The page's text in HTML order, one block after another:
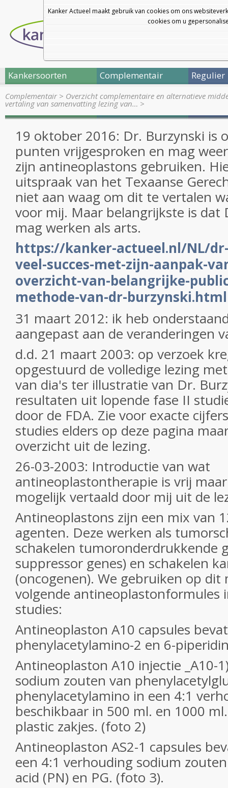
Kanker Actueel maakt gebruik van cookies om ons
cookies om u
Kankersoorten Complementair Regulier
Complementair> Overzicht complementaire en alternatieve
vertaling van samenvatting lezing van… >
19 oktober 2016: Dr. Burzynski is
punten vrijgesproken en mag
zijn antineoplastons gebruiken.
uitspraak van het Texaanse
niet aan waag om dit te vertalen
voor mij. Maar belangrijkste is dat
mag werken als arts.
https://kanker-actueel.nl/NL/
veel-succes-met-zijn-aanpak-
overzicht-van-belangrijke-
methode-van-dr-burzynski.html
31 maart 2012: ik heb
aangepast aan de veranderingen
d.d. 21 maart 2003: op verzoek
opgestuurd de volledige lezing
van dia's ter illustratie van Dr.
resultaten uit lopende fase II
door de FDA. Zie voor exacte
studies elders op deze pagina
overzicht uit de lezing.
26-03-2003: Introductie van wat
antineoplastontherapie is vrij
mogelijk vertaald door mij uit de
Antineoplastons zijn een mix van
agenten. Deze werken als
schakelen tumoronderdrukkende
suppressor genes) en schakelen
(oncogenen). We gebruiken op dit
volgende antineoplastonformules
studies:
Antineoplaston A10 capsules
phenylacetylamino-2 en 6-
Antineoplaston A10 injectie _A10-
sodium zouten van
phenylacetylamino in een 4:1
beschikbaar in 500 ml. en 1000
plastic zakjes. (foto 2)
Antineoplaston AS2-1 capsules
een 4:1 verhouding sodium
acid (PN) en PG. (foto 3).